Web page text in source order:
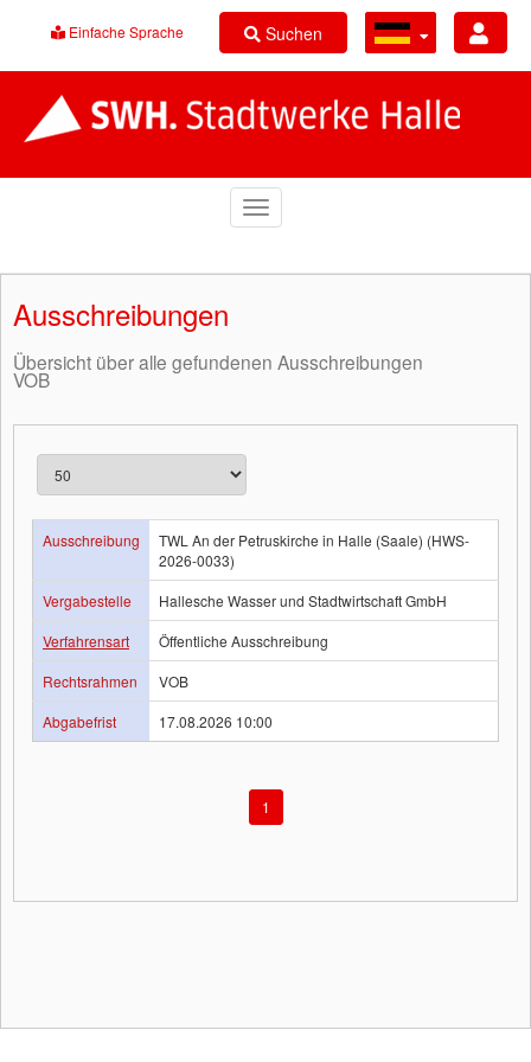
Einfache Sprache Suchen
Ausschreibungen
Übersicht über alle gefundenen Ausschreibungen
VOB
Ausschreibung
TWL An der Petruskirche in Halle (Saale) (HWS-
2026-0033)
Vergabestelle
Hallesche Wasser und Stadtwirtschaft GmbH
Verfahrensart
Öffentliche Ausschreibung
Rechtsrahmen
VOB
Abgabefrist
17.08.2026 10:00
1